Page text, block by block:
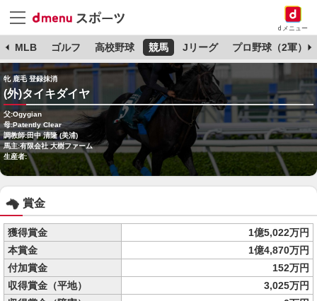
dメニュー
MLB ゴルフ 高校野球 競馬 Jリーグ プロ野球（2軍）
牝 鹿毛 登録抹消
(外)タイキダイヤ
父:Ogygian
母:Patently Clear
調教師:田中 清隆 (美浦)
馬主:有限会社 大樹ファーム
生産者:
賞金
獲得賞金
1億5,022万円
本賞金
1億4,870万円
付加賞金
152万円
収得賞金（平地）
3,025万円